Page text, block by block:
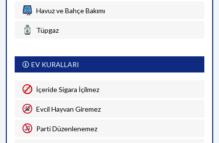
Havuz ve Bahçe Bakımı
Tüpgaz
EV KURALLARI
İçeride Sigara İçilmez
Evcil Hayvan Giremez
Parti Düzenlenemez